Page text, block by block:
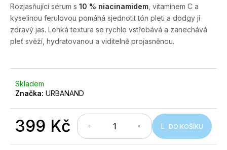
produktu
je
0,0
5
hvězdiček.
Rozjasňující sérum s 10 % niacinamidem , vitamínem C a
kyselinou ferulovou pomáhá sjednotit tón pleti a dodgy jí
zdravý jas. Lehká textura se rychle vstřebává a zanechává
pleť svěží, hydratovanou a viditelně projasněnou.
Skladem
Značka: URBANAND
399 Kč DO KOŠÍKU
r
u
č
u
e
m
e